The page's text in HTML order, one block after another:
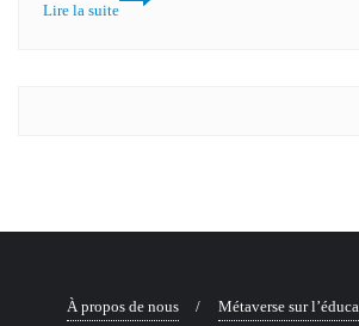
Lire la suite
À propos de nous Métaverse sur